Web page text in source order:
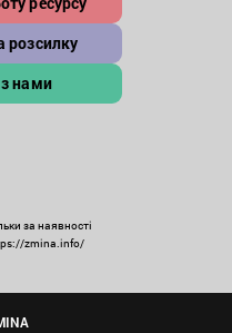
розсилку
з нами
за наявності
zmina.info/